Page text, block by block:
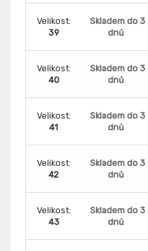
Velikost:
39
Skladem do 3
dnů
Velikost:
40
Skladem do 3
dnů
Velikost:
41
Skladem do 3
dnů
Velikost:
42
Skladem do 3
dnů
Velikost:
43
Skladem do 3
dnů